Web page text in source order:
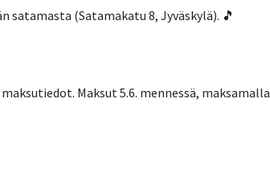
satamasta (Satamakatu 8, Jyväskylä). 🎵
Maksut 5.6. mennessä, maksamalla